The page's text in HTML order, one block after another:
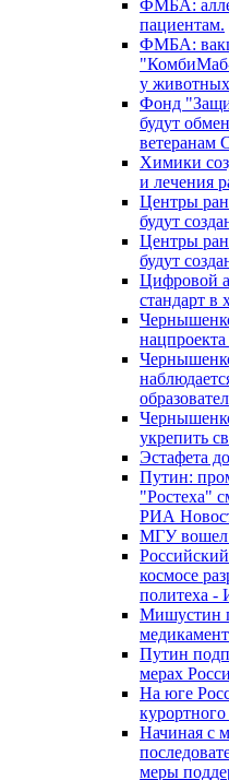
ФМБА:
пациентам.
ФМБА:
у животных
Фонд
будут
Химики
и лечения
Центры
будут
Центры
будут
Цифровой
стандарт
укрепить
Эстафета
Путин:
"Ростеха"
РИА
МГУ вошел
космосе
политеха -
Мишустин
Путин
мерах
На юге
курортного
Начиная с
меры